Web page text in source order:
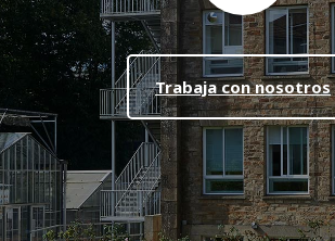
Trabaja con nosotros